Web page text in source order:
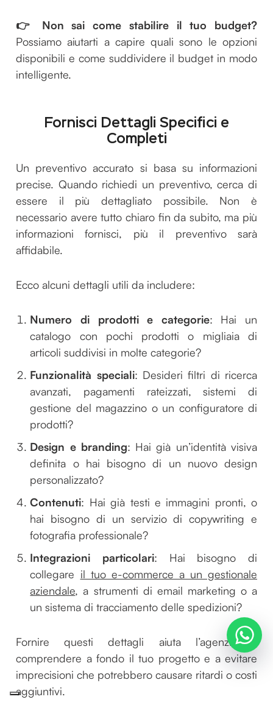
👉 Non sai come stabilire il tuo budget?
Possiamo aiutarti a capire quali sono le opzioni
disponibili e come suddividere il budget in modo
intelligente.
Fornisci Dettagli Specifici e
Completi
Un preventivo accurato si basa su informazioni
precise. Quando richiedi un preventivo, cerca di
essere il più dettagliato possibile. Non è
necessario avere tutto chiaro fin da subito, ma più
informazioni fornisci, più il preventivo sarà
affidabile.
Ecco alcuni dettagli utili da includere:
Numero di prodotti e categorie: Hai un
catalogo con pochi prodotti o migliaia di
articoli suddivisi in molte categorie?
Funzionalità speciali: Desideri filtri di ricerca
avanzati, pagamenti rateizzati, sistemi di
gestione del magazzino o un configuratore di
prodotti?
Design e branding: Hai già un’identità visiva
definita o hai bisogno di un nuovo design
personalizzato?
Contenuti: Hai già testi e immagini pronti, o
hai bisogno di un servizio di copywriting e
fotografia professionale?
Integrazioni particolari: Hai bisogno di
collegare il tuo e-commerce a un gestionale
aziendale, a strumenti di email marketing o a
un sistema di tracciamento delle spedizioni?
Fornire questi dettagli aiuta l’agenzia a
comprendere a fondo il tuo progetto e a evitare
imprecisioni che potrebbero causare ritardi o costi
aggiuntivi.